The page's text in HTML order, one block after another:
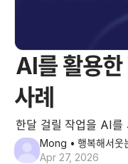
AI를 활용
사례
한달 걸릴 작업을 AI를
Mong • 행복해서웃
Apr 27, 2026